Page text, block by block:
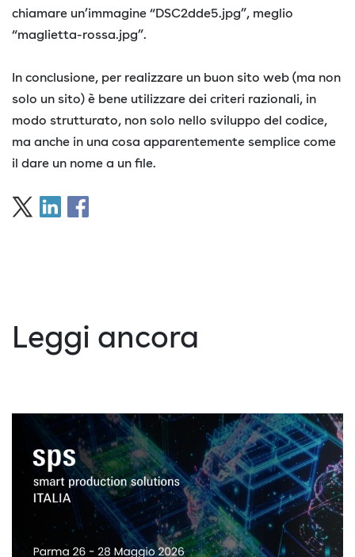
chiamare un’immagine “DSC2dde5.jpg”, meglio
“maglietta-rossa.jpg”.
In conclusione, per realizzare un buon sito web (ma non
solo un sito) è bene utilizzare dei criteri razionali, in
modo strutturato, non solo nello sviluppo del codice,
ma anche in una cosa apparentemente semplice come
il dare un nome a un file.
Leggi ancora